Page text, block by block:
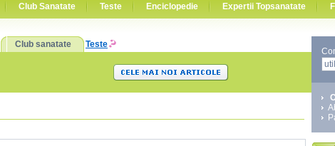
Club Sanatate Teste Enciclopedie Expertii Topsanatate
Club sanatate Teste